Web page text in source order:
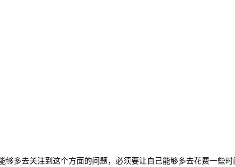
多去关注到这个方面的问题，必须要让自己能够多去花费一些